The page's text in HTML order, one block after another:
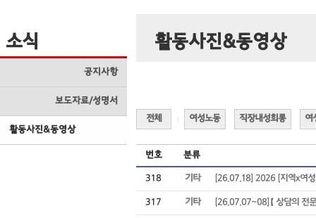
소식
공지사항
보도자료/성명서
활동사진&동영상
활동사진&동영상
전체 여성노동 직장내성희롱 여
번호 분류
318 기타 [26.07.18] 2026 [지역x여
317 기타 [26.07.07~08]【 상담의 전